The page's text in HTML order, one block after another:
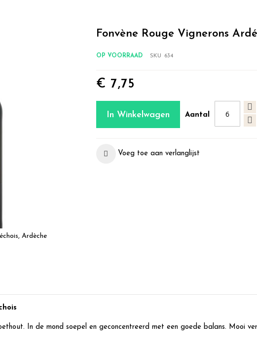
Ardèche
Fonvène Rouge Vignerons
OP VOORRAAD SKU 634
€ 7,75
Aantal
In Winkelwagen
Voeg toe aan verlanglijst
In de mond soepel en geconcentreerd met een goede balans. Mooi